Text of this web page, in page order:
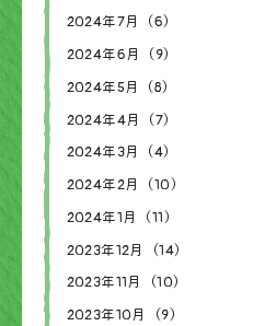
2024年7月（6）
2024年6月（9）
2024年5月（8）
2024年4月（7）
2024年3月（4）
2024年2月（10）
2024年1月（11）
2023年12月（14）
2023年11月（10）
2023年10月（9）